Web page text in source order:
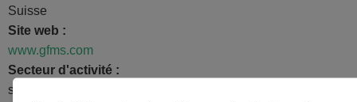
Suisse
Site web :
www.gfms.com
Secteur d'activité :
solutions d'automatisation industrielle, production de